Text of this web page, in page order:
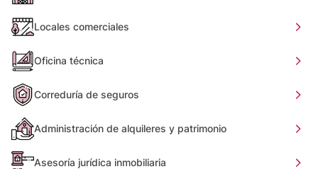
Locales comerciales
Oficina técnica
Correduría de seguros
Administración de alquileres y patrimonio
Asesoría jurídica inmobiliaria